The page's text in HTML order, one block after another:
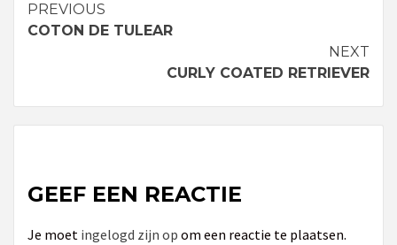
Continue
PREVIOUS
COTON DE TULEAR
NEXT
CURLY COATED RETRIEVER
GEEF EEN REACTIE
Je moet ingelogd zijn op om een reactie te plaatsen.